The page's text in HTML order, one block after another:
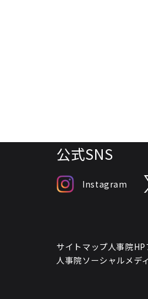
公式SNS
Instagram
サイトマップ人事院
人事院ソーシャルメデ